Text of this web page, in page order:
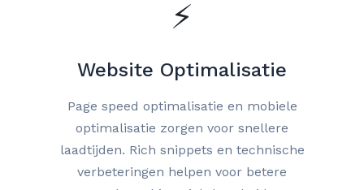
⚡
Website Optimalisatie
Page speed optimalisatie en mobiele
optimalisatie zorgen voor snellere
laadtijden. Rich snippets en technische
verbeteringen helpen voor betere